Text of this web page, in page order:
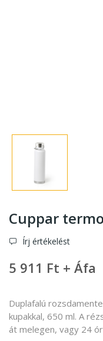
Cuppar
Írj értékelést
5 911 Ft + Áfa
Duplafalú
kupakkal, 650 ml. A
át melegen, vagy 24